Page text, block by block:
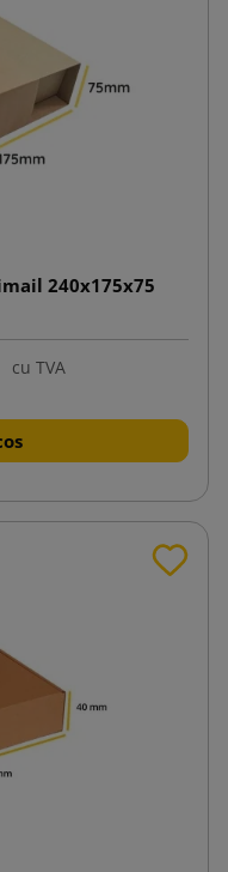
240x175x75
cu TVA